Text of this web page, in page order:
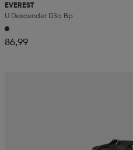
EVEREST
U Descender D3o Bp
86,99